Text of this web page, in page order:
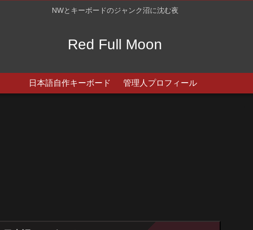
NWとキーボードのジャンク沼に沈む夜
Red Full Moon
日本語自作キーボード 管理人プロフィール